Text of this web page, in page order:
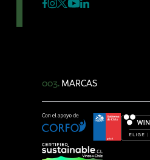
003. MARCAS